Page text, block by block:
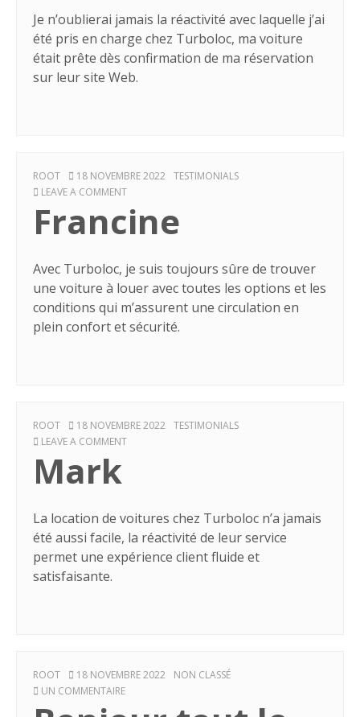
Je n’oublierai jamais la réactivité avec laquelle j’ai
été pris en charge chez Turboloc, ma voiture
était prête dès confirmation de ma réservation
sur leur site Web.
AUTHOR
ROOT
POSTED
ON
18 NOVEMBRE 2022 CATEGORIES
TESTIMONIALS
LEAVE A COMMENTON
Francine
Avec Turboloc, je suis toujours sûre de trouver
une voiture à louer avec toutes les options et les
conditions qui m’assurent une circulation en
plein confort et sécurité.
AUTHOR
ROOT
POSTED
ON
18 NOVEMBRE 2022 CATEGORIES
TESTIMONIALS
LEAVE A COMMENTON
Mark
La location de voitures chez Turboloc n’a jamais
été aussi facile, la réactivité de leur service
permet une expérience client fluide et
satisfaisante.
AUTHOR
ROOT
POSTED
ON
18 NOVEMBRE 2022 CATEGORIES
NON CLASSÉ
UN COMMENTAIRESUR